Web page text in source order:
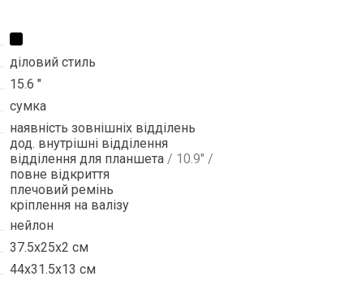
діловий стиль
15.6 "
сумка
наявність зовнішніх відділень
дод. внутрішні відділення
відділення для планшета / 10.9" /
повне відкриття
плечовий ремінь
кріплення на валізу
нейлон
37.5x25x2 см
44x31.5x13 см